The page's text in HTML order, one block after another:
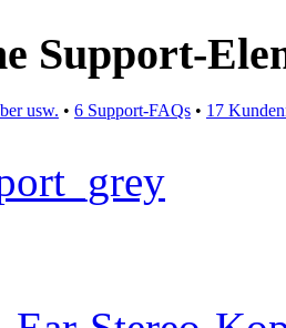
Support-
usw. • 6 Support-FAQs • 17